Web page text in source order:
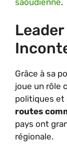
Grâce à sa
joue un rôle
politiques et
routes
pays ont
régionale.